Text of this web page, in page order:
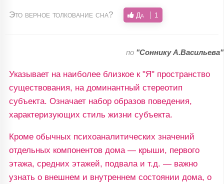
Это верное толкование сна? Да 1
по "Соннику А.Васильева"
Указывает на наиболее близкое к "Я" пространство
существования, на доминантный стереотип
субъекта. Означает набор образов поведения,
характеризующих стиль жизни субъекта.
Кроме обычных психоаналитических значений
отдельных компонентов дома — крыши, первого
этажа, средних этажей, подвала и т.д. — важно
узнать о внешнем и внутреннем состоянии дома, о